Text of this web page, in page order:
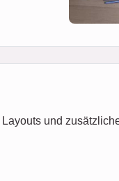
und